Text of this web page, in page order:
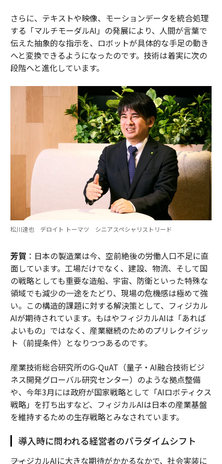
さらに、テキストや映像、モーションデータを統合処理
する「マルチモーダルAI」の発展により、人間が言葉で
伝えた抽象的な指示を、ロボットが具体的な手足の動き
へと変換できるようになったのです。技術は着実に次の
段階へと進化しています。
松川達也 デロイト トーマツ シニアスペシャリストリード
芳賀 ：日本の製造業は今、空前絶後の労働人口不足に直
面しています。工場だけでなく、建設、物流、そして国
の戦略としても重要な造船、宇宙、防衛といった特殊な
領域でも減少の一途をたどり、現場の危機感は極めて強
い。この構造的課題に対する解決策として、フィジカル
AIが期待されています。もはやフィジカルAIは「あれば
よいもの」ではなく、産業継続のためのプリレクイジッ
ト（前提条件）となりつつあるのです。
産業技術総合研究所のG-QuAT（量子・AI融合技術ビジ
ネス開発グローバル研究センター）のような拠点整備
や、今年3月には政府が国家戦略として「AIロボティクス
戦略」を打ち出すなど、フィジカルAIは日本の産業基盤
を維持するための生存戦略とみなされています。
導入時に問われる経営者のパラダイムシフト
――フィジカルAIに大きな期待がかかるなかで、社会実装に